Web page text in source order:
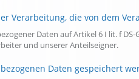
Verarbeitung, die von dem
Daten auf Artikel 6 I lit. f
und unserer Anteilseigner.
Daten gespeichert